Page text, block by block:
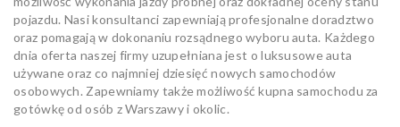
pojazdu. Nasi konsultanci zapewniają profesjonalne doradztwo
oraz pomagają w dokonaniu rozsądnego wyboru auta. Każdego
dnia oferta naszej firmy uzupełniana jest o luksusowe auta
używane oraz co najmniej dziesięć nowych samochodów
osobowych. Zapewniamy także możliwość kupna samochodu za
gotówkę od osób z Warszawy i okolic.